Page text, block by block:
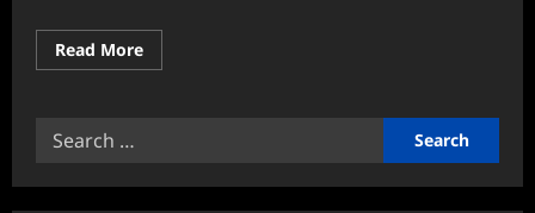
Read MoreRead
more
Search